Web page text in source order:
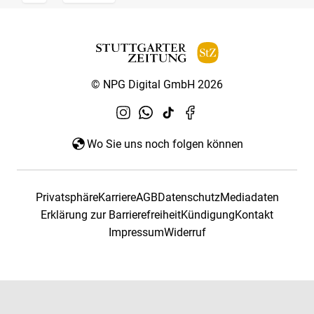
© NPG Digital GmbH 2026
Wo Sie uns noch folgen können
PrivatsphäreKarriereAGBDatenschutzMediadaten
Erklärung zur BarrierefreiheitKündigungKontakt
ImpressumWiderruf